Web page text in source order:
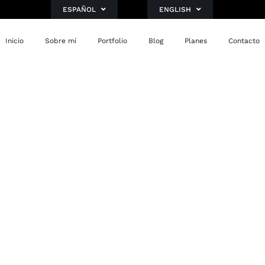
ESPAÑOL ENGLISH
Inicio Sobre mí Portfolio Blog Planes Contacto